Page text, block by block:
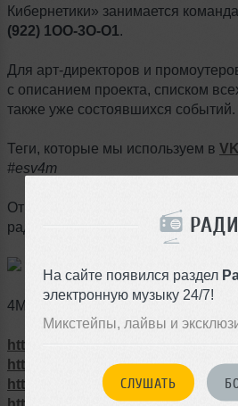
На сайте появился раздел
электронную музыку 24/7!
Микстейпы, лайвы и
СЛУШАТЬ
Кибернетики» занимается команда
(922) 1ОО-3О-О1.
Для арт-директоров и
с описанием проекта, списком
также уже состоявшихся событий.
Теги, которые мы используем в VK
#esv4m
Отправить свои треки и ремиксы,
радиоэфиров и вечеринок вы
4Mal и «Русская Кибернетика» в
http://www.facebook.com/svalov
http://www.twitter.com/Svalov
http://www.vk.com/svalov4Mal